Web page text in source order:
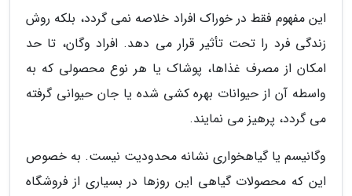
این مفهوم فقط در خوراک افراد خلاصه نمی گردد، بلکه روش
زندگی فرد را تحت تأثیر قرار می دهد. افراد وگان، تا حد
امکان از مصرف غذاها، پوشاک یا هر نوع محصولی که به
واسطه آن از حیوانات بهره کشی شده یا جان حیوانی گرفته
می گردد، پرهیز می نمایند.
وگانیسم یا گیاهخواری نشانه محدودیت نیست. به خصوص
این که محصولات گیاهی این روزها در بسیاری از فروشگاه